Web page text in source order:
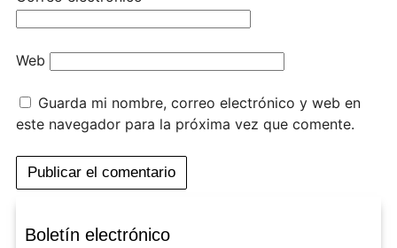
Web
Guarda mi nombre, correo electrónico y web en
este navegador para la próxima vez que comente.
Boletín electrónico